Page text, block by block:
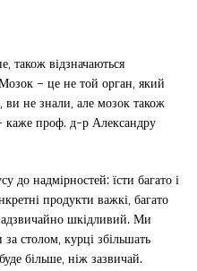
також відзначаються
– це не той орган, який
не знали, але мозок також
каже проф. д-р Александру
до надмірностей: їсти багато і
продукти важкі, багато
шкідливий. Ми
столом, курці збільшать
більше, ніж зазвичай.